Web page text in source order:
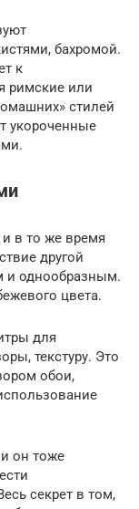
бахромой.
к
римские или
стилей
укороченные
в то же время
другой
и однообразным.
цвета.
для
текстуру. Это
обои,
он тоже
секрет в том,